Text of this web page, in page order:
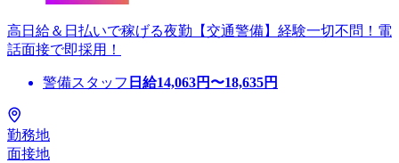
高日給＆日払いで稼げる夜勤【交通警備】経験一切不問！電
話面接で即採用！
警備スタッフ 日給14,063円〜18,635円
勤務地
面接地